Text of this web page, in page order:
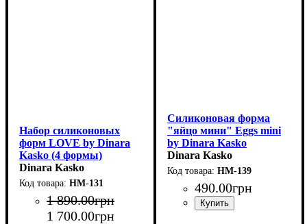
Набор силиконовых
форм LOVE by Dinara
Kasko (4 формы)
Dinara Kasko
HM-131
1 890.00грн
1 700.00грн
Силиконовая форма
"яйцо мини" Eggs mini
by Dinara Kasko
(5x15мл)
Dinara Kasko
HM-139
490.00грн